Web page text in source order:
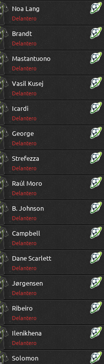
Noa Lang
Delantero
Brandt
Delantero
Mastantuono
Delantero
Vasil Kusej
Delantero
Icardi
Delantero
George
Delantero
Strefezza
Delantero
Raúl Moro
Delantero
B. Johnson
Delantero
Campbell
Delantero
Dane Scarlett
Delantero
Jørgensen
Delantero
Ribeiro
Delantero
Ilenikhena
Delantero
Solomon